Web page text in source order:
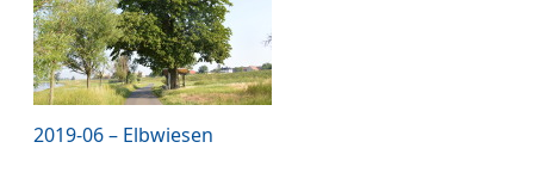
2019-06 – Elbwiesen